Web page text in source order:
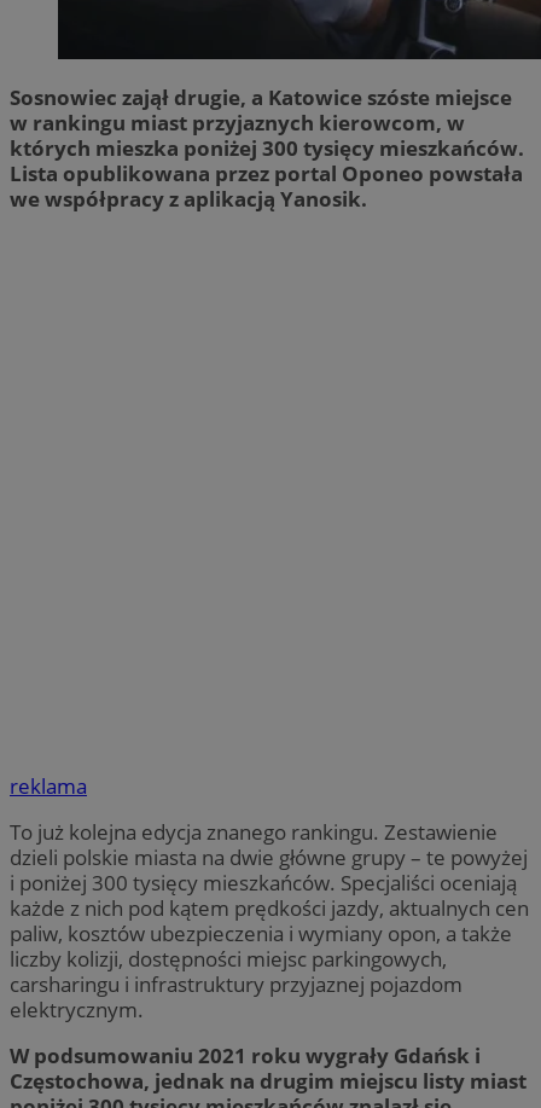
Sosnowiec zajął drugie, a Katowice szóste miejsce
w rankingu miast przyjaznych kierowcom, w
których mieszka poniżej 300 tysięcy mieszkańców.
Lista opublikowana przez portal Oponeo powstała
we współpracy z aplikacją Yanosik.
reklama
To już kolejna edycja znanego rankingu. Zestawienie
dzieli polskie miasta na dwie główne grupy – te powyżej
i poniżej 300 tysięcy mieszkańców. Specjaliści oceniają
każde z nich pod kątem prędkości jazdy, aktualnych cen
paliw, kosztów ubezpieczenia i wymiany opon, a także
liczby kolizji, dostępności miejsc parkingowych,
carsharingu i infrastruktury przyjaznej pojazdom
elektrycznym.
W podsumowaniu 2021 roku wygrały Gdańsk i
Częstochowa, jednak na drugim miejscu listy miast